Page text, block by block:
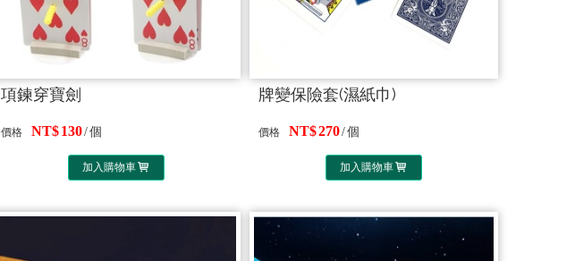
項鍊穿寶劍
價格 130 個
加入購物車
牌變保險套(濕紙巾)
價格 270 個
加入購物車